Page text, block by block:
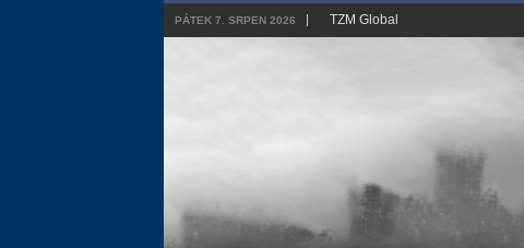
PÁTEK 7. SRPEN 2026 TZM Global